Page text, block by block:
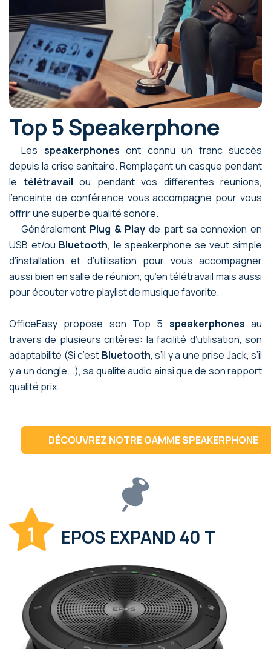
Top 5 Speakerphone
Les speakerphones ont connu un franc succès
depuis la crise sanitaire. Remplaçant un casque pendant
le télétravail ou pendant vos différentes réunions,
l’enceinte de conférence vous accompagne pour vous
offrir une superbe qualité sonore.
Généralement Plug & Play de part sa connexion en
USB et/ou Bluetooth, le speakerphone se veut simple
d’installation et d’utilisation pour vous accompagner
aussi bien en salle de réunion, qu’en télétravail mais aussi
pour écouter votre playlist de musique favorite.
OfficeEasy propose son Top 5 speakerphones au
travers de plusieurs critères: la facilité d’utilisation, son
adaptabilité (Si c’est Bluetooth, s’il y a une prise Jack, s’il
y a un dongle...), sa qualité audio ainsi que de son rapport
qualité prix.
DÉCOUVREZ NOTRE GAMME SPEAKERPHONE
1 EPOS EXPAND 40 T